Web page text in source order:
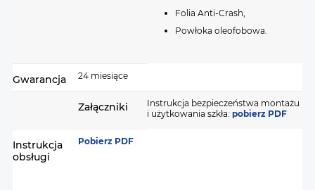
oszczędzasz i masz ciągłą
W zestawie otrzymujesz 2 sztuki
pełnowartościowego szkła hartowanego, co
oznacza realną oszczędność w porównaniu do
zawsze pod ręką to gwarancja ciągłej ochrony bez
Folia Anti-Crash,
Powłoka oleofobowa.
Gwarancja 24 miesiące
Załączniki
Instrukcja bezpieczeństwa montażu
i użytkowania szkła: pobierz PDF
Instrukcja
obsługi
Pobierz PDF